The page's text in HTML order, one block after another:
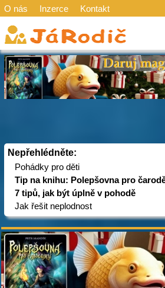
O nás Inzerce Kontakt
Nepřehlédněte:
Pohádky pro děti
Tip na knihu: Polepšovna pro
7 tipů, jak být úplně v pohodě
Jak řešit neplodnost